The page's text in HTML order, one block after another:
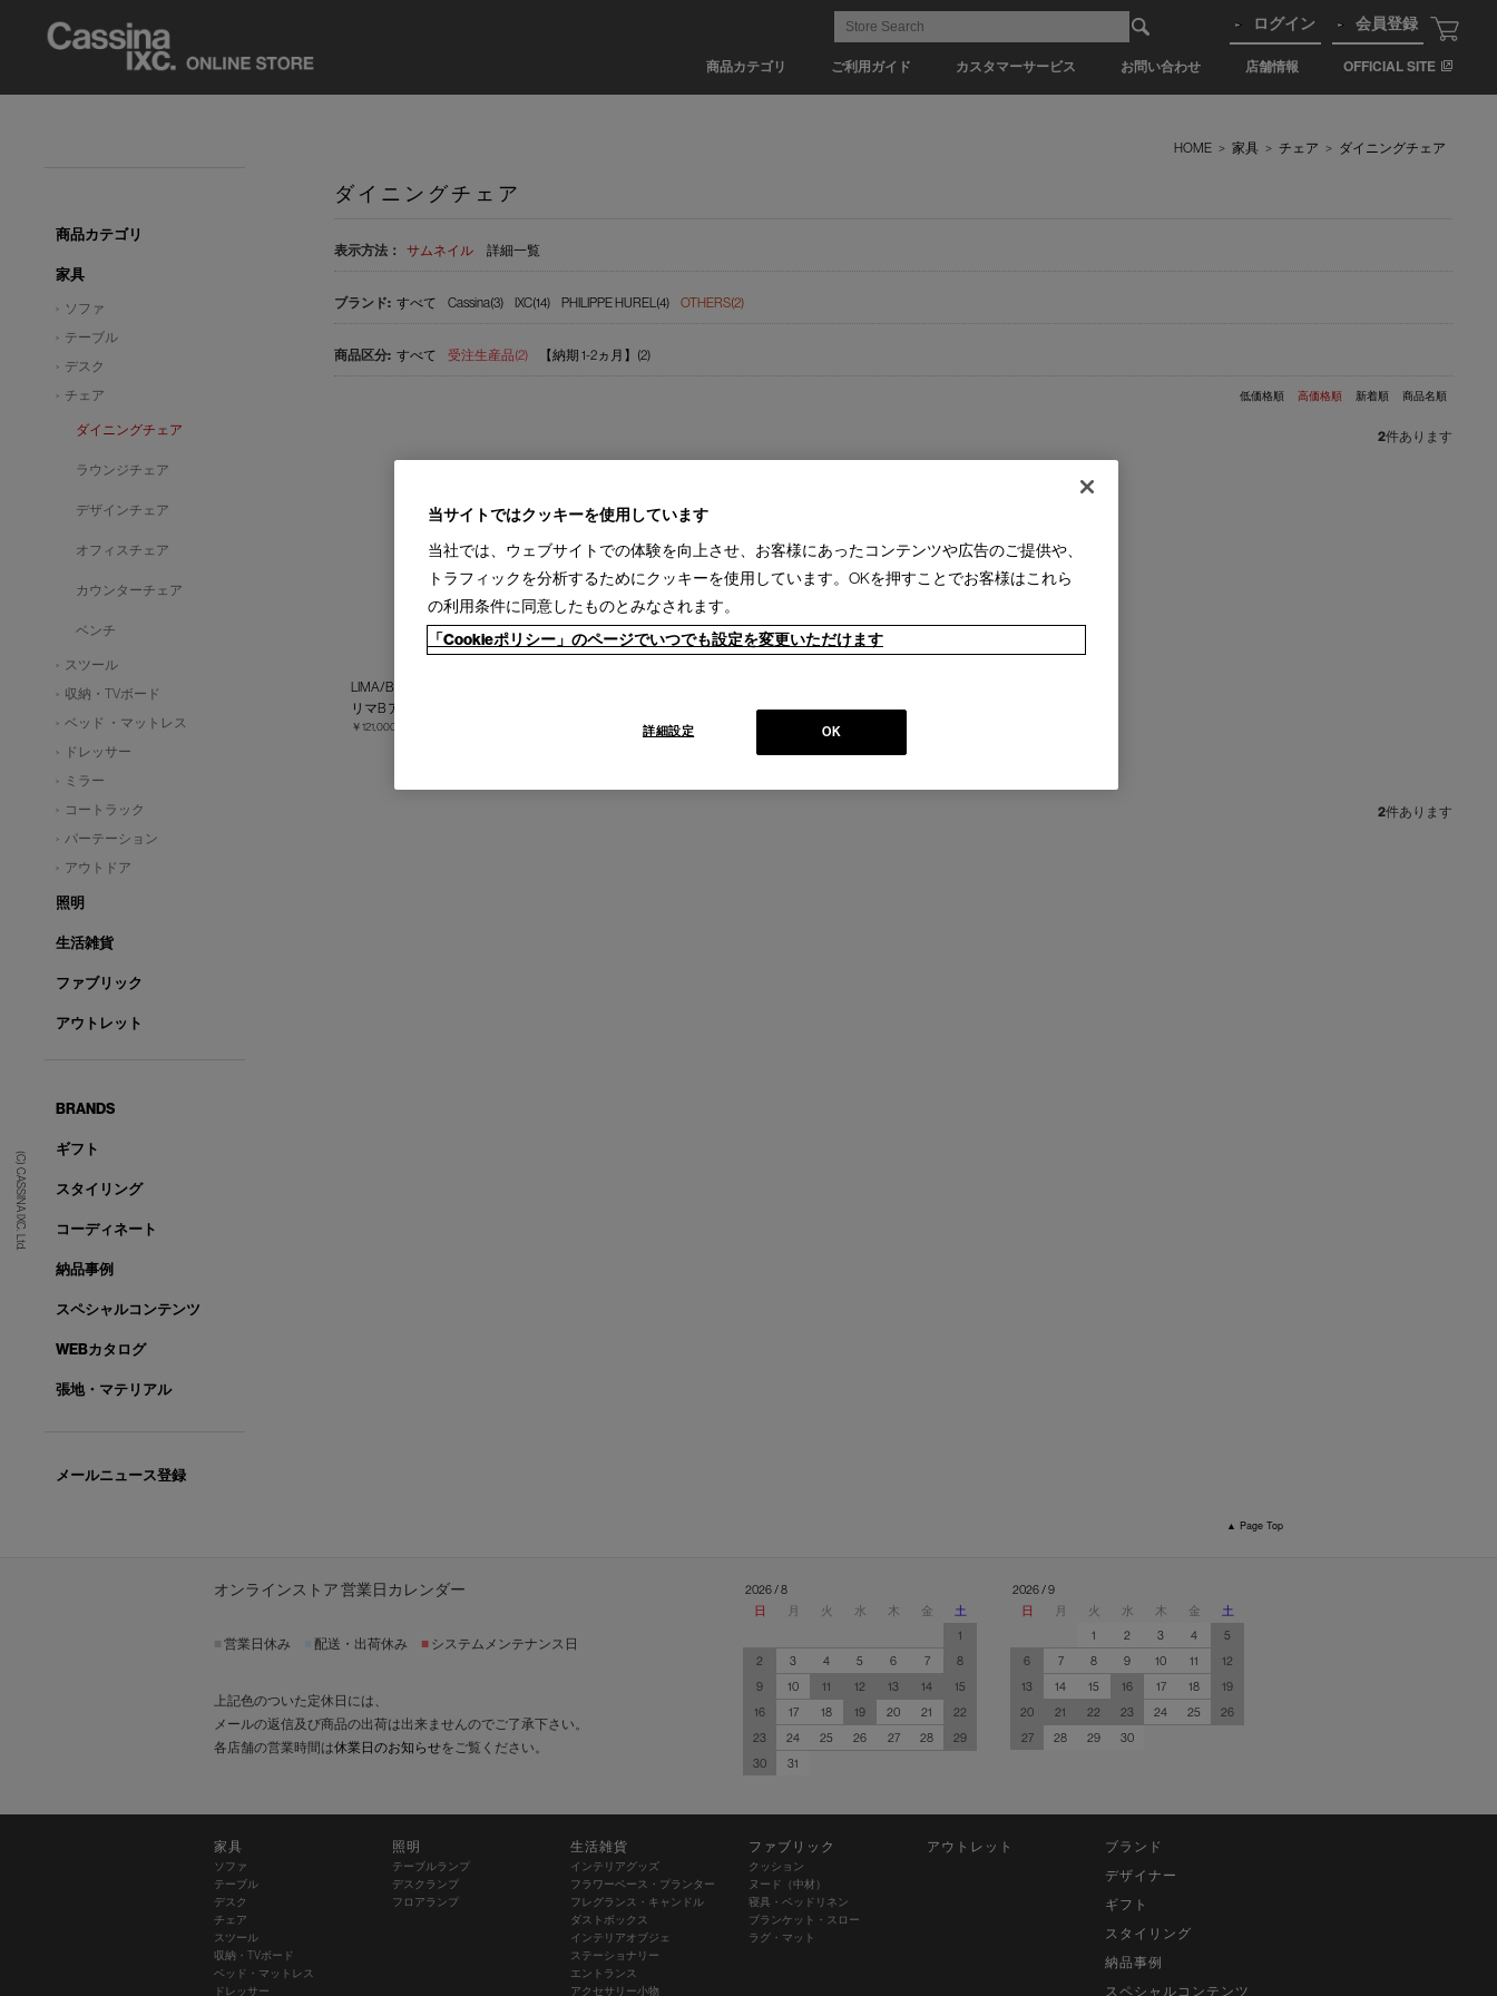
商品カテゴリ ご利用ガイド カスタマーサービス お問い合わせ 店舗情報 OFFICIAL SITE
ログイン 会員登録
(C) CASSINA IXC. Ltd.
HOME > 家具 > チェア > ダイニングチェア
ダイニングチェア
表示方法： サムネイル 詳細一覧
すべて Cassina(3) IXC(14) PHILIPPE HUREL(4) OTHERS(2)
すべて 受注生産品(2) 【納期 1-2ヵ月】(2)
低価格順 高価格順 新着順 商品名順
2件あります
LIMA/B【受注生産】
リマB アームチェア
￥121,000～
リマ アームレスチェア
￥110,000～￥255,200
2件あります
商品カテゴリ
家具
ソファ
テーブル
デスク
チェア
ダイニングチェア
ラウンジチェア
デザインチェア
オフィスチェア
カウンターチェア
ベンチ
スツール
収納・TVボード
ベッド ・マットレス
ドレッサー
ミラー
コートラック
パーテーション
アウトドア
照明
生活雑貨
ファブリック
アウトレット
BRANDS
ギフト
スタイリング
コーディネート
納品事例
スペシャルコンテンツ
WEBカタログ
張地・マテリアル
メールニュース登録
▲ Page Top
オンラインストア 営業日カレンダー
営業日休み 配送・出荷休み ■ システムメンテナンス日
上記色のついた定休日には、
メールの返信及び商品の出荷は出来ませんのでご了承下さい。
各店舗の営業時間は休業日のお知らせをご覧ください。
2026 / 8
日
月 火 水 木 金
土
1
2
3 4 5 6 7
8
9
10 11 12 13 14
15
16
17 18 19 20 21
22
23
24 25 26 27 28
29
30
31
2026 / 9
日
月 火 水 木 金
土
1
2 3 4
5
6
7 8 9 10 11
12
13
14 15 16 17 18
19
20
21 22 23 24 25
26
27
28 29 30
家具
ソファ
テーブル
デスク
チェア
スツール
収納・TVボード
ベッド・マットレス
ドレッサー
照明
テーブルランプ
デスクランプ
フロアランプ
生活雑貨
インテリアグッズ
フラワーベース・プランター
フレグランス・キャンドル
ダストボックス
インテリアオブジェ
ステーショナリー
エントランス
アクセサリー小物
ファブリック
クッション
ヌード（中材）
寝具・ベッドリネン
ブランケット・スロー
ラグ・マット
アウトレット
ブランド
デザイナー
ギフト
スタイリング
納品事例
スペシャルコンテンツ
当サイトではクッキーを使用しています
当社では、ウェブサイトでの体験を向上させ、お客様にあったコンテンツや広告のご提供や、
トラフィックを分析するためにクッキーを使用しています。OKを押すことでお客様はこれら
の利用条件に同意したものとみなされます。
「Cookieポリシー」のページでいつでも設定を変更いただけます
OK
詳細設定